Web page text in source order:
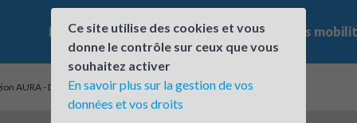
Le challenge Qui participe ? Les offres
AURA - Département de l'ISERE
Ce site utilise des cookies et vous
donne le contrôle sur ceux que vous
souhaitez activer
En savoir plus sur la gestion de vos
données et vos droits